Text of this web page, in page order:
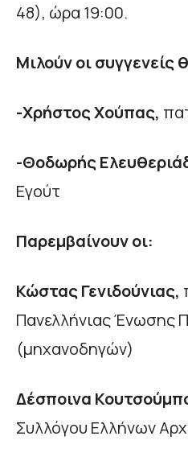
48), ώρα 19:00.
Μιλούν οι
-Χρήστος Χούπας,
-Θοδωρής
Εγούτ
Παρεμβαίνουν οι:
Κώστας Γενιδούνιας,
Πανελλήνιας Ένωσης
(μηχανοδηγών)
Δέσποινα
Συλλόγου Ελλήνων